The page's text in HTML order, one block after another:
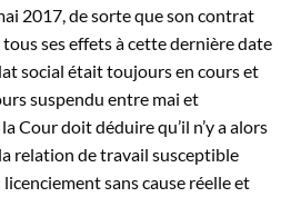
2017, de sorte que son contrat
ses effets à cette dernière date
social était toujours en cours et
suspendu entre mai et
Cour doit déduire qu’il n’y a alors
relation de travail susceptible
licenciement sans cause réelle et